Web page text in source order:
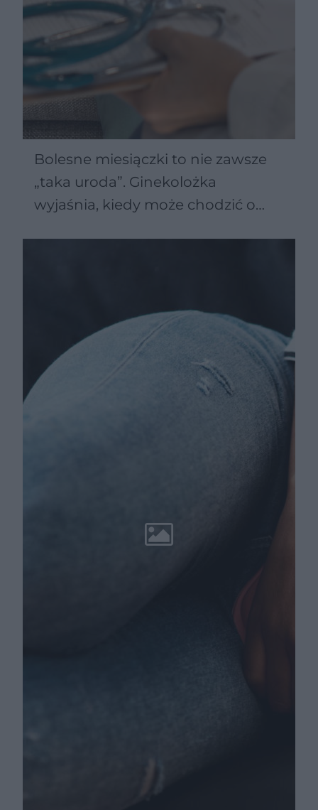
Bolesne miesiączki to nie zawsze
„taka uroda”. Ginekolożka
wyjaśnia, kiedy może chodzić o